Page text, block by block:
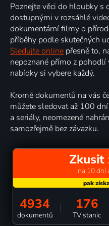
Poznejte věci do hloubky s
dostupnými v rozsáhlé
dokumentární filmy o
příběhy podle skutečných
Sledujte online přesně to,
nepoznané přímo z
nabídky si vybere každý.
Kromě dokumentů na vás
můžete sledovat až 100
a seriály, neomezené
samozřejmě bez závazku.
Zkusit
na 10 dní
4934
dokumentů
176
TV stanic